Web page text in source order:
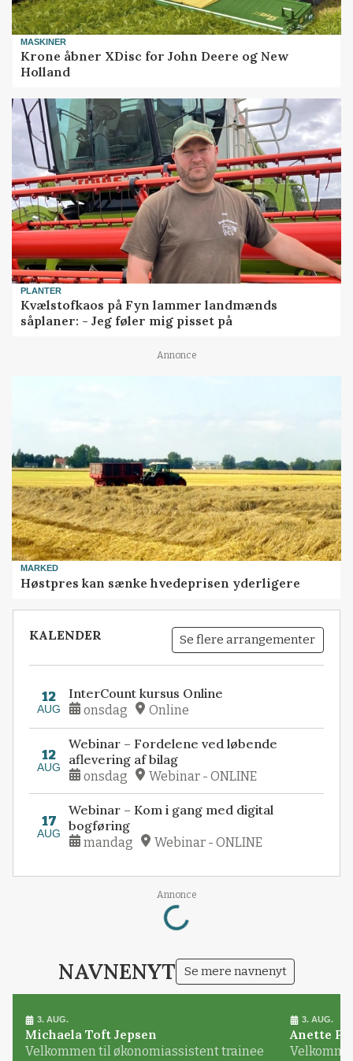
MASKINER
Krone åbner XDisc for John Deere og New
Holland
PLANTER
Kvælstofkaos på Fyn lammer landmænds
såplaner: - Jeg føler mig pisset på
Annonce
MARKED
Høstpres kan sænke hvedeprisen yderligere
KALENDER Se flere arrangementer
12
AUG
InterCount kursus Online
onsdag Online
12
AUG
Webinar – Fordelene ved løbende
aflevering af bilag
onsdag Webinar - ONLINE
17
AUG
Webinar – Kom i gang med digital
bogføring
mandag Webinar - ONLINE
Annonce
Loading...
NAVNENYT Se mere navnenyt
3. AUG.
Michaela Toft Jepsen
Velkommen til økonomiassistent trainee
3. AUG.
Anette